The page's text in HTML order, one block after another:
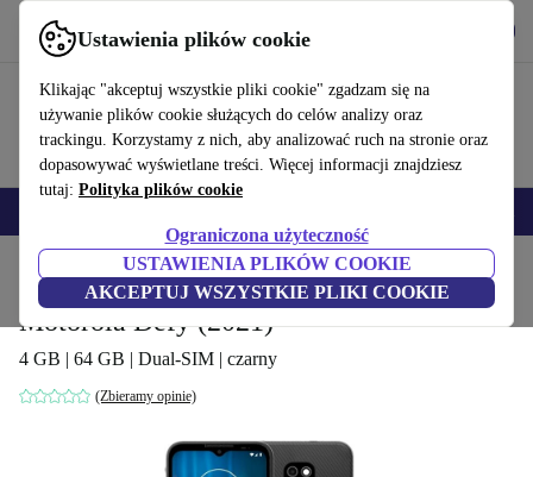
Ustawienia plików cookie
Klikając "akceptuj wszystkie pliki cookie" zgadzam się na
używanie plików cookie służących do celów analizy oraz
trackingu. Korzystamy z nich, aby analizować ruch na stronie oraz
dopasowywać wyświetlane treści. Więcej informacji znajdziesz
tutaj: Polityka plików cookie
Ograniczona użyteczność
USTAWIENIA PLIKÓW COOKIE
AKCEPTUJ WSZYSTKIE PLIKI COOKIE
Korzystaj z refurbed szybko i łatwo
Produkty Telefony i smartfony Telefony Motorola
Motorola Defy (2021)
4 GB | 64 GB | Dual-SIM | czarny
(Zbieramy opinie)